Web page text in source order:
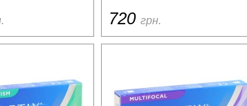
720 грн.